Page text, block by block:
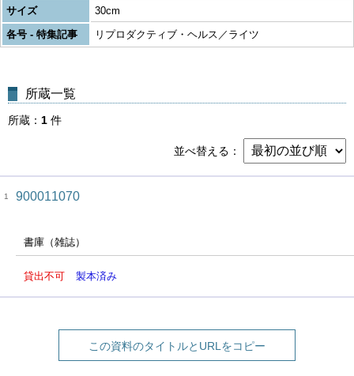
サイズ
30cm
各号 - 特集記事
リプロダクティブ・ヘルス／ライツ
所蔵一覧
所蔵 1 件
並べ替える
1 900011070
書庫（雑誌）
貸出不可 製本済み
この資料のタイトルとURLをコピー